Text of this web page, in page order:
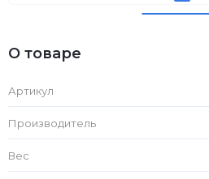
О товаре
Артикул
Производитель
Вес